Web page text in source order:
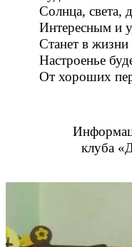
Солнца, света,
Интересным и
Станет в
Настроенье
От хороших
клуба